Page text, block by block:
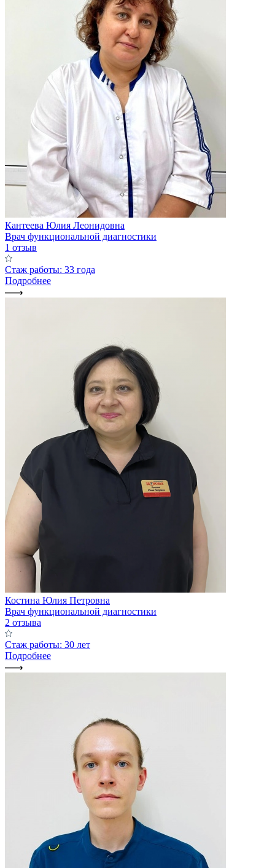
Кантеева Юлия Леонидовна
Врач функциональной диагностики
1 отзыв
Стаж работы: 33 года
Подробнее
Костина Юлия Петровна
Врач функциональной диагностики
2 отзыва
Стаж работы: 30 лет
Подробнее